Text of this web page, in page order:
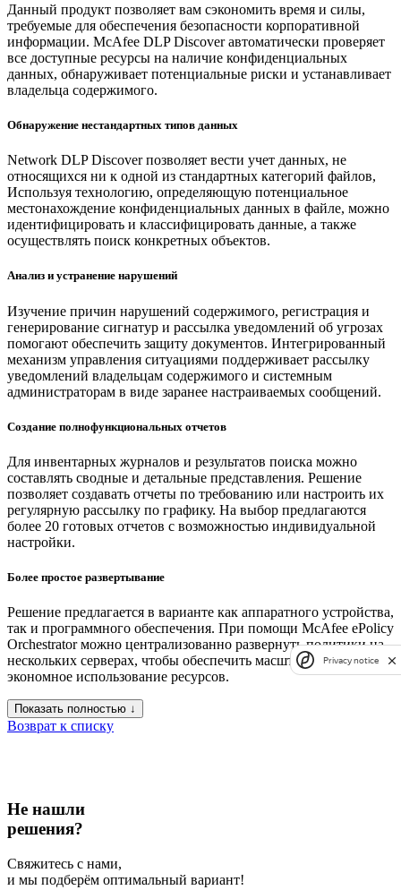
Данный продукт позволяет вам сэкономить время и силы,
требуемые для обеспечения безопасности корпоративной
информации. McAfee DLP Discover автоматически проверяет
все доступные ресурсы на наличие конфиденциальных
данных, обнаруживает потенциальные риски и устанавливает
владельца содержимого.
Обнаружение нестандартных типов данных
Network DLP Discover позволяет вести учет данных, не
относящихся ни к одной из стандартных категорий файлов,
Используя технологию, определяющую потенциальное
местонахождение конфиденциальных данных в файле, можно
идентифицировать и классифицировать данные, а также
осуществлять поиск конкретных объектов.
Анализ и устранение нарушений
Изучение причин нарушений содержимого, регистрация и
генерирование сигнатур и рассылка уведомлений об угрозах
помогают обеспечить защиту документов. Интегрированный
механизм управления ситуациями поддерживает рассылку
уведомлений владельцам содержимого и системным
администраторам в виде заранее настраиваемых сообщений.
Создание полнофункциональных отчетов
Для инвентарных журналов и результатов поиска можно
составлять сводные и детальные представления. Решение
позволяет создавать отчеты по требованию или настроить их
регулярную рассылку по графику. На выбор предлагаются
более 20 готовых отчетов с возможностью индивидуальной
настройки.
Более простое развертывание
Решение предлагается в варианте как аппаратного устройства,
так и программного обеспечения. При помощи McAfee ePolicy
Orchestrator можно централизованно развернуть политики на
нескольких серверах, чтобы обеспечить масштабируемость и
экономное использование ресурсов.
Показать полностью ↓
Возврат к списку
Не нашли
решения?
Свяжитесь с нами,
и мы подберём оптимальный вариант!
Privacy notice